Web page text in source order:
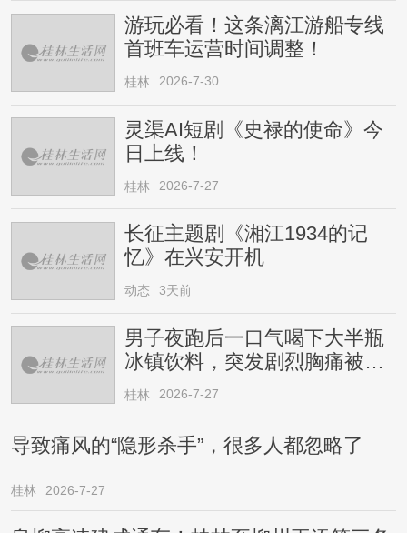
游玩必看！这条漓江游船专线
首班车运营时间调整！
桂林 2026-7-30
灵渠AI短剧《史禄的使命》今
日上线！
桂林 2026-7-27
长征主题剧《湘江1934的记
忆》在兴安开机
动态 3天前
男子夜跑后一口气喝下大半瓶
冰镇饮料，突发剧烈胸痛被送
医！医生提醒→
桂林 2026-7-27
导致痛风的“隐形杀手”，很多人都忽略了
桂林 2026-7-27